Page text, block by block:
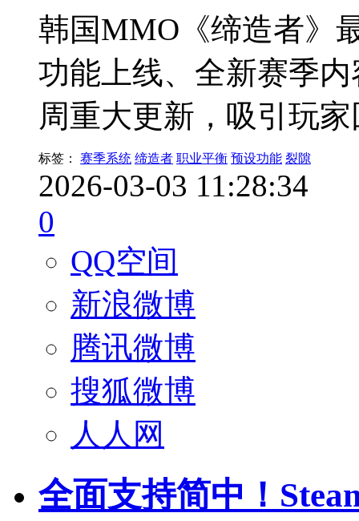
韩国MMO《缔造者》
功能上线、全新赛季
周重大更新，吸引玩
标签： 赛季系统 缔造者 职业平衡 预设功能 裂隙
2026-03-03 11:28:34
0
QQ空间
新浪微博
腾讯微博
搜狐微博
人人网
全面支持简中！